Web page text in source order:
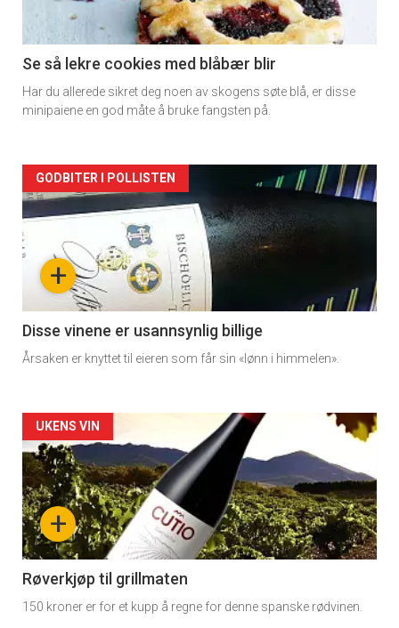
section
11
Se så lekre cookies med blåbær blir
Har du allerede sikret deg noen av skogens søte blå, er disse
minipaiene en god måte å bruke fangsten på.
Artikler
detail
-
section
11
Dagens
rett
+
GODBITER I POLLISTEN
Disse vinene er usannsynlig billige
Årsaken er knyttet til eieren som får sin «lønn i himmelen».
Artikler
detail
-
section
11
Dagens
+
UKENS VIN
Røverkjøp til grillmaten
150 kroner er for et kupp å regne for denne spanske rødvinen.